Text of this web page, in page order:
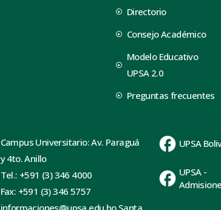
Directorio
Consejo Académico
Modelo Educativo
UPSA 2.0
Preguntas frecuentes
Campus Universitario: Av. Paraguá
y 4to. Anillo
Tel.: +591 (3) 346 4000
Fax: +591 (3) 346 5757
informaciones@upsa.edu.bo Santa
UPSA
UPSA -